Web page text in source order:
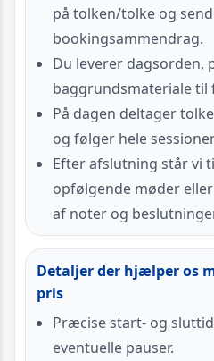
på tolken/tolke og
bookingsammendrag.
Du leverer
baggrundsmateriale til
På dagen deltager
og følger hele
Efter afslutning står vi
opfølgende møder
af noter og
Detaljer der hjælper os
pris
Præcise start- og
eventuelle pauser.